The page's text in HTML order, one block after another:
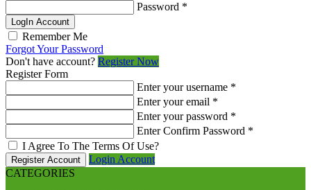
Password *
LogIn Account
Remember Me
Forgot Your Password
Don't have account? Register Now
Register Form
Enter your username *
Enter your email *
Enter your password *
Enter Confirm Password *
I Agree To The Terms Of Use?
Register Account
Login Account
CATEGORIES